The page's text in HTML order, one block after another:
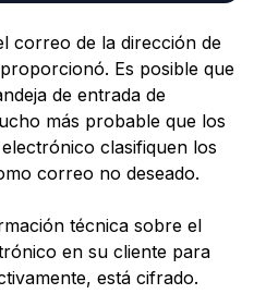
correo de la dirección de
Es posible que
de entrada de
más probable que los
clasifiquen los
correo no deseado.
técnica sobre el
en su cliente para
está cifrado.